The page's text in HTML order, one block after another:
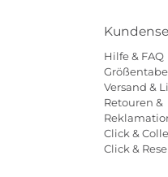
Hilfe & FAQ
Versand &
Retouren &
Click &
Click &